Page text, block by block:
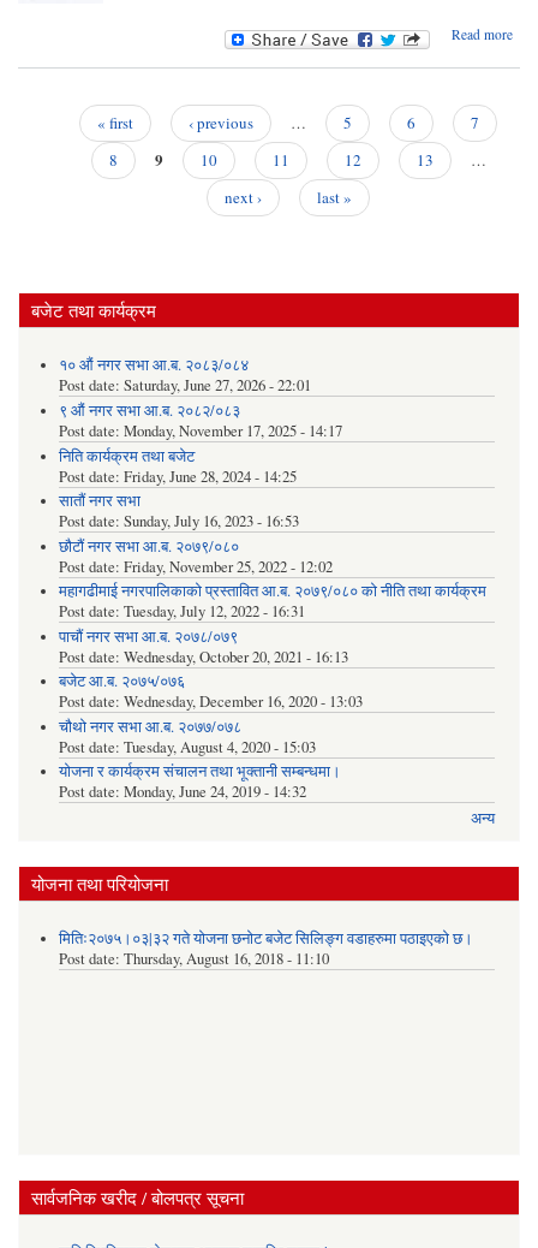
Read more
« first ‹ previous … 5 6
7
8
9 10 11 12 13
…
next ›
last »
बजेट तथा कार्यक्रम
१० औं नगर सभा आ.ब. २०८३/०८४
Post date: Saturday, June 27, 2026 - 22:01
९ औं नगर सभा आ.ब. २०८२/०८३
Post date: Monday, November 17, 2025 - 14:17
निति कार्यक्रम तथा बजेट
Post date: Friday, June 28, 2024 - 14:25
सातौं नगर सभा
Post date: Sunday, July 16, 2023 - 16:53
छौटौं नगर सभा आ.ब. २०७९/०८०
Post date: Friday, November 25, 2022 - 12:02
महागढीमाई नगरपालिकाको प्रस्तावित आ.ब. २०७९/०८० को नीति तथा कार्यक्रम
Post date: Tuesday, July 12, 2022 - 16:31
पाचौं नगर सभा आ.ब. २०७८/०७९
Post date: Wednesday, October 20, 2021 - 16:13
बजेट आ.ब. २०७५/०७६
Post date: Wednesday, December 16, 2020 - 13:03
चौथो नगर सभा आ.ब. २०७७/०७८
Post date: Tuesday, August 4, 2020 - 15:03
योजना र कार्यक्रम संचालन तथा भूक्तानी सम्बन्धमा।
Post date: Monday, June 24, 2019 - 14:32
अन्य
योजना तथा परियोजना
मितिः२०७५।०३|३२ गते योजना छनोट बजेट सिलिङ्ग वडाहरुमा पठाइएको छ​।
Post date: Thursday, August 16, 2018 - 11:10
सार्वजनिक खरीद / बोलपत्र सूचना